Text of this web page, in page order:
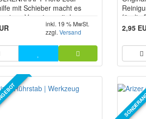
mit Schieber macht es
einen Vaporizer mit den
zu befüllen.
inkl. 19 % MwSt.
zzgl. Versand
für die
und
2,95